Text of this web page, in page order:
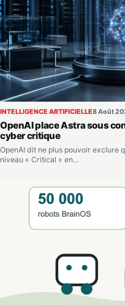
INTELLIGENCE ARTIFICIELLE8 Août
OpenAI place Astra sous
cyber critique
OpenAI dit ne plus pouvoir exclure
niveau « Critical » en…